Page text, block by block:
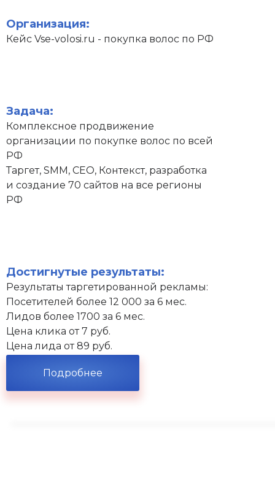
Организация:
Кейс Vse-volosi.ru - покупка волос по РФ
Задача:
Комплексное продвижение
организации по покупке волос по всей
РФ
Таргет, SMM, СЕО, Контекст, разработка
и создание 70 сайтов на все регионы
РФ
Достигнутые результаты:
Результаты таргетированной рекламы:
Посетителей более 12 000 за 6 мес.
Лидов более 1700 за 6 мес.
Цена клика от 7 руб.
Цена лида от 89 руб.
Подробнее